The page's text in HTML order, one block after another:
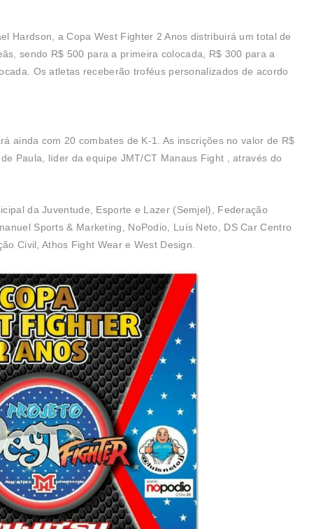
Hardson, a Copa West Fighter 2 Anos distribuirá um total de
sendo R$ 500 para a primeira colocada, R$ 300 para a
Os atletas receberão troféus personalizados de acordo
ainda com 20 combates de K-1. As inscrições no valor de R$
Paula, líder da equipe JMT/CT Manaus Fight , através do
da Juventude, Esporte e Lazer (Semjel), Federação
Sports & Marketing, NoPodio, Luís Neto, DS Car Centro
Civil, Athos Fight Wear e West Design.